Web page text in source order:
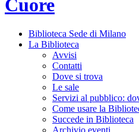
Biblioteca Sede di Milano
La Biblioteca
Avvisi
Contatti
Dove si trova
Le sale
Servizi al pubblico:
Come usare la
Succede in Biblioteca